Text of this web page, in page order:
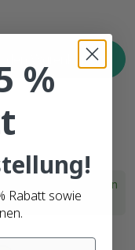
In den Warenkorb
innerhalb von
%
Rabatt sowie